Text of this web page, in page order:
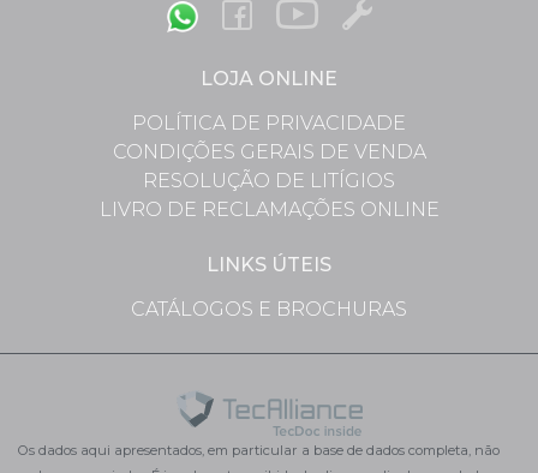
LOJA ONLINE
POLÍTICA DE PRIVACIDADE
CONDIÇÕES GERAIS DE VENDA
RESOLUÇÃO DE LITÍGIOS
LIVRO DE RECLAMAÇÕES ONLINE
LINKS ÚTEIS
CATÁLOGOS E BROCHURAS
Os dados aqui apresentados, em particular a base de dados completa, não